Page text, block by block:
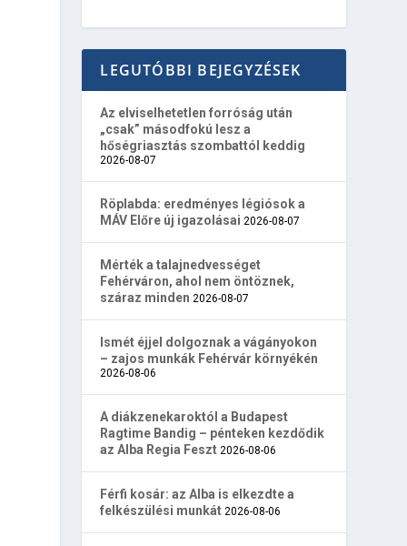
LEGUTÓBBI BEJEGYZÉSEK
Az elviselhetetlen forróság után
„csak” másodfokú lesz a
hőségriasztás szombattól keddig
2026-08-07
Röplabda: eredményes légiósok a
MÁV Előre új igazolásai 2026-08-07
Mérték a talajnedvességet
Fehérváron, ahol nem öntöznek,
száraz minden 2026-08-07
Ismét éjjel dolgoznak a vágányokon
– zajos munkák Fehérvár környékén
2026-08-06
A diákzenekaroktól a Budapest
Ragtime Bandig – pénteken kezdődik
az Alba Regia Feszt 2026-08-06
Férfi kosár: az Alba is elkezdte a
felkészülési munkát 2026-08-06